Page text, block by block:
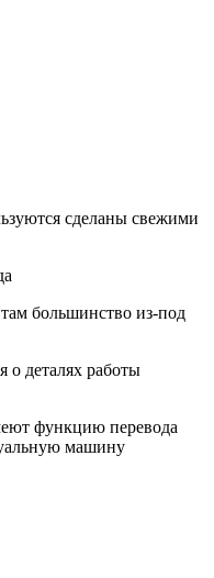
сделаны свежими
там большинство из-под
деталях работы
функцию перевода
машину